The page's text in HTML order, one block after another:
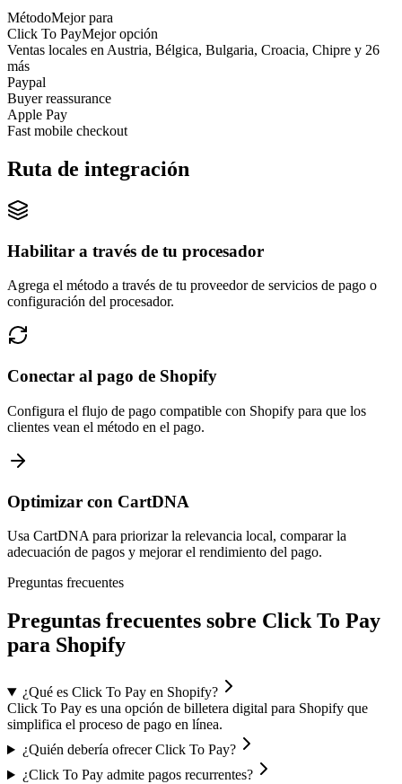
MétodoMejor para
Click To PayMejor opción
Ventas locales en Austria, Bélgica, Bulgaria, Croacia, Chipre y 26
más
Paypal
Buyer reassurance
Apple Pay
Fast mobile checkout
Ruta de integración
Habilitar a través de tu procesador
Agrega el método a través de tu proveedor de servicios de pago o
configuración del procesador.
Conectar al pago de Shopify
Configura el flujo de pago compatible con Shopify para que los
clientes vean el método en el pago.
Optimizar con CartDNA
Usa CartDNA para priorizar la relevancia local, comparar la
adecuación de pagos y mejorar el rendimiento del pago.
Preguntas frecuentes
Preguntas frecuentes sobre Click To Pay
para Shopify
¿Qué es Click To Pay en Shopify?
Click To Pay es una opción de billetera digital para Shopify que
simplifica el proceso de pago en línea.
¿Quién debería ofrecer Click To Pay?
¿Click To Pay admite pagos recurrentes?